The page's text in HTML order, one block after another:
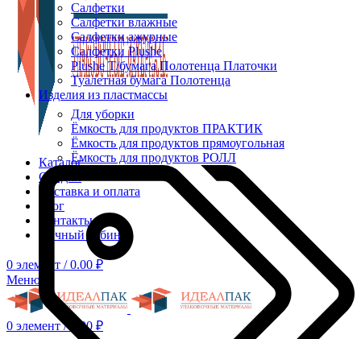
Каталог
Скидки
Доставка и оплата
Блог
Контакты
Личный кабинет
0 элемент / 0.00 ₽
Меню
0 элемент / 0.00 ₽
Салфетки
Салфетки влажные
Салфетки ажурные
Салфетки Plushe
Plushe Т/бумага Полотенца Платочки
Туалетная бумага Полотенца
Изделия из пластмассы
Для уборки
Ёмкость для продуктов ПРАКТИК
Ёмкость для продуктов прямоугольная
Ёмкость для продуктов РОЛЛ